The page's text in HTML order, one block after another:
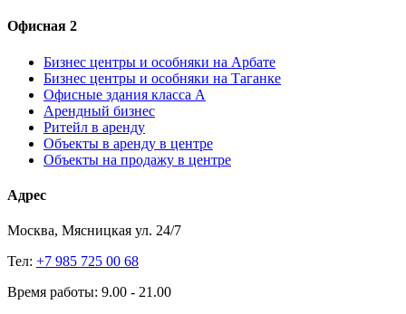
Офисная 2
Бизнес центры и особняки на Арбате
Бизнес центры и особняки на Таганке
Офисные здания класса А
Арендный бизнес
Ритейл в аренду
Объекты в аренду в центре
Объекты на продажу в центре
Адрес
Москва, Мясницкая ул. 24/7
Тел: +7 985 725 00 68
Время работы: 9.00 - 21.00